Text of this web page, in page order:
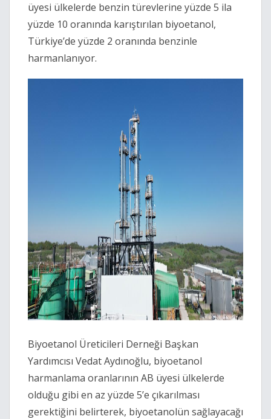
üyesi ülkelerde benzin türevlerine yüzde 5 ila
yüzde 10 oranında karıştırılan biyoetanol,
Türkiye’de yüzde 2 oranında benzinle
harmanlanıyor.
Biyoetanol Üreticileri Derneği Başkan
Yardımcısı Vedat Aydınoğlu, biyoetanol
harmanlama oranlarının AB üyesi ülkelerde
olduğu gibi en az yüzde 5’e çıkarılması
gerektiğini belirterek, biyoetanolün sağlayacağı